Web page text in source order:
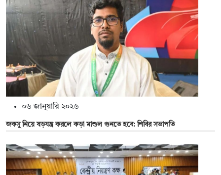
০৬ জানুয়ারি ২০২৬
জকসু নিয়ে ষড়যন্ত্র করলে কড়া মাশুল গুনতে হবে: শিবির সভাপতি